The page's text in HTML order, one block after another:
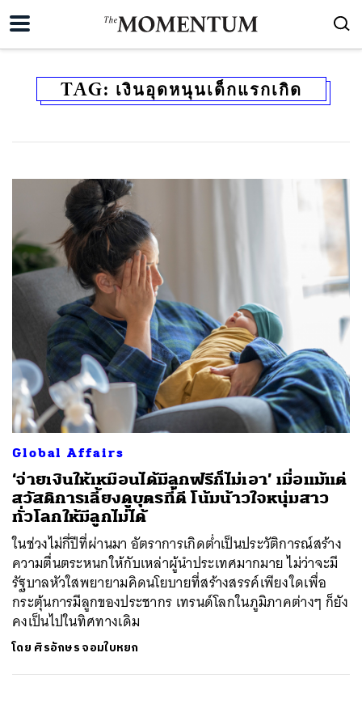
TAG: เงินอุดหนุนเด็กแรกเกิด
Global Affairs
‘จ่ายเงินให้เหมือนได้มีลูกฟรีก็ไม่เอา’ เมื่อแม้แต่
สวัสดิการเลี้ยงดูบุตรที่ดี โน้มน้าวใจหนุ่มสาว
ทั่วโลกให้มีลูกไม่ได้
ในช่วงไม่กี่ปีที่ผ่านมา อัตราการเกิดต่ำเป็นประวัติการณ์สร้าง
ความตื่นตระหนกให้กับเหล่าผู้นำประเทศมากมาย ไม่ว่าจะมี
รัฐบาลหัวใสพยายามคิดนโยบายที่สร้างสรรค์เพียงใดเพื่อ
กระตุ้นการมีลูกของประชากร เทรนด์โลกในภูมิภาคต่างๆ ก็ยัง
คงเป็นไปในทิศทางเดิม
โดย ศิรอักษร จอมใบหยก
ค้นหา
SHARE